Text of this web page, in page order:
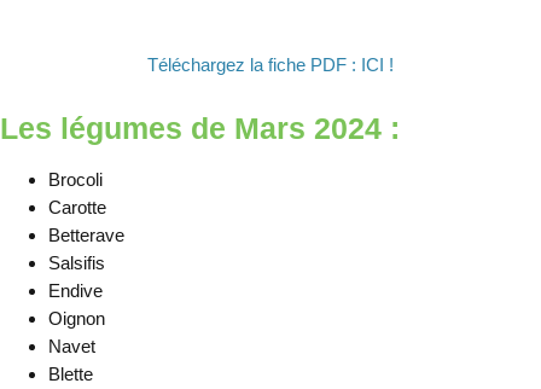
Téléchargez la fiche PDF : ICI !
Les légumes de Mars 2024 :
Brocoli
Carotte
Betterave
Salsifis
Endive
Oignon
Navet
Blette